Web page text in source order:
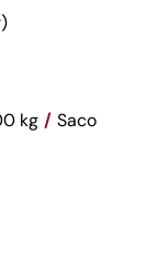
kg / Saco